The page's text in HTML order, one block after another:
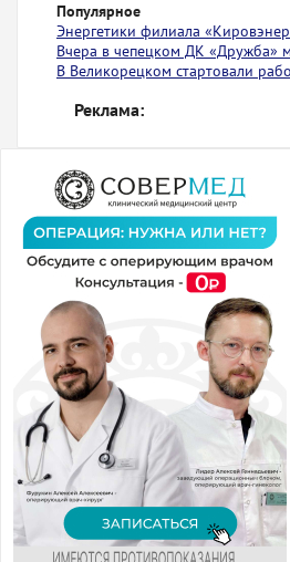
Популярное
Энергетики филиала
Вчера в чепецком ДК «Дружба»
В Великорецком стартовали
Реклама: